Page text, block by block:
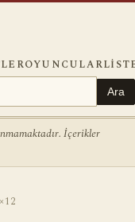
OYUNCULAR
Ara
İçerikler